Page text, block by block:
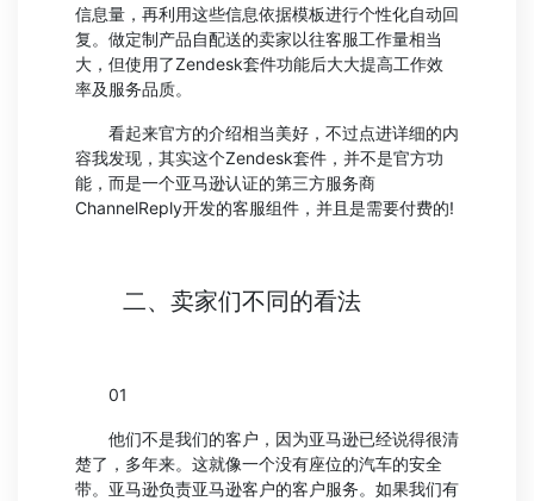
信息量，再利用这些信息依据模板进行个性化自动回
复。做定制产品自配送的卖家以往客服工作量相当
大，但使用了Zendesk套件功能后大大提高工作效
率及服务品质。
看起来官方的介绍相当美好，不过点进详细的内
容我发现，其实这个Zendesk套件，并不是官方功
能，而是一个亚马逊认证的第三方服务商
ChannelReply开发的客服组件，并且是需要付费的!
二、卖家们不同的看法
01
他们不是我们的客户，因为亚马逊已经说得很清
楚了，多年来。这就像一个没有座位的汽车的安全
带。亚马逊负责亚马逊客户的客户服务。如果我们有